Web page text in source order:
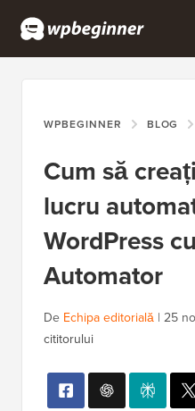
WPBEGINNER BLOG
Cum să
lucru
WordPress
Automator
De Echipa editorială | 25
cititorului